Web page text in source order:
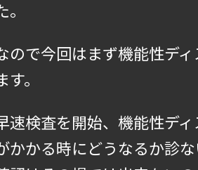
。
ので今回はまず機能性ディ
す。
速検査を開始、機能性ディ
かかる時にどうなるか診